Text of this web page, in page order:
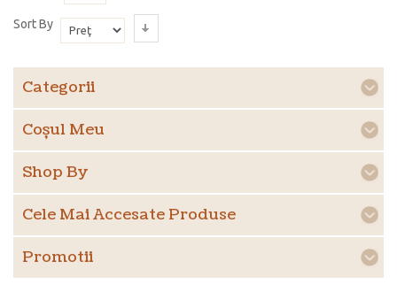
Sort By
Categorii
Coşul Meu
Shop By
Cele Mai Accesate Produse
Promotii